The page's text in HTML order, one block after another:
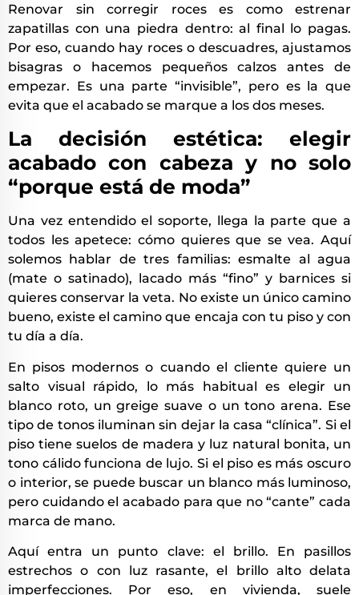
Renovar sin corregir roces es como estrenar
zapatillas con una piedra dentro: al final lo pagas.
Por eso, cuando hay roces o descuadres, ajustamos
bisagras o hacemos pequeños calzos antes de
empezar. Es una parte “invisible”, pero es la que
evita que el acabado se marque a los dos meses.
La decisión estética: elegir
acabado con cabeza y no solo
“porque está de moda”
Una vez entendido el soporte, llega la parte que a
todos les apetece: cómo quieres que se vea. Aquí
solemos hablar de tres familias: esmalte al agua
(mate o satinado), lacado más “fino” y barnices si
quieres conservar la veta. No existe un único camino
bueno, existe el camino que encaja con tu piso y con
tu día a día.
En pisos modernos o cuando el cliente quiere un
salto visual rápido, lo más habitual es elegir un
blanco roto, un greige suave o un tono arena. Ese
tipo de tonos iluminan sin dejar la casa “clínica”. Si el
piso tiene suelos de madera y luz natural bonita, un
tono cálido funciona de lujo. Si el piso es más oscuro
o interior, se puede buscar un blanco más luminoso,
pero cuidando el acabado para que no “cante” cada
marca de mano.
Aquí entra un punto clave: el brillo. En pasillos
estrechos o con luz rasante, el brillo alto delata
imperfecciones. Por eso, en vivienda, suele